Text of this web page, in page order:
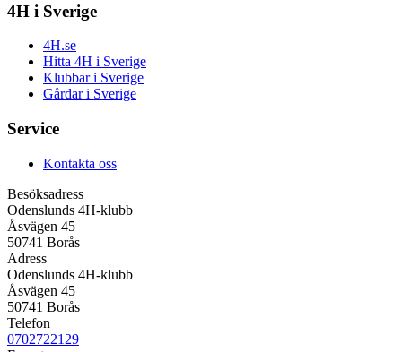
4H i Sverige
4H.se
Hitta 4H i Sverige
Klubbar i Sverige
Gårdar i Sverige
Service
Kontakta oss
Besöksadress
Odenslunds 4H-klubb
Åsvägen 45
50741 Borås
Adress
Odenslunds 4H-klubb
Åsvägen 45
50741 Borås
Telefon
0702722129